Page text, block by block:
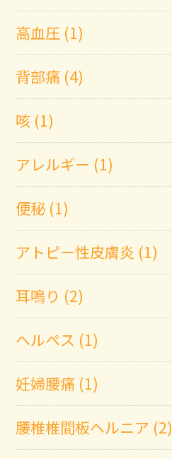
高血圧 (1)
背部痛 (4)
咳 (1)
アレルギー (1)
便秘 (1)
アトピー性皮膚炎 (1)
耳鳴り (2)
ヘルペス (1)
妊婦腰痛 (1)
腰椎椎間板ヘルニア (2)